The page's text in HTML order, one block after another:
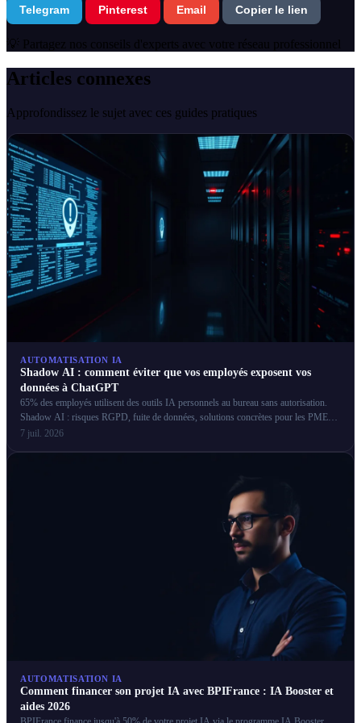
Telegram Pinterest Email Copier le lien
💡 Partagez nos conseils d'experts avec votre réseau professionnel
Articles connexes
Approfondissez le sujet avec ces guides pratiques
AUTOMATISATION IA
Shadow AI : comment éviter que vos employés exposent vos
données à ChatGPT
65% des employés utilisent des outils IA personnels au bureau sans autorisation.
Shadow AI : risques RGPD, fuite de données, solutions concrètes pour les PME
françaises.
7 juil. 2026
AUTOMATISATION IA
Comment financer son projet IA avec BPIFrance : IA Booster et
aides 2026